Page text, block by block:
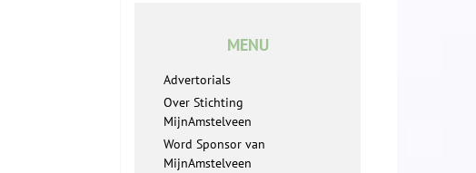
MENU
Advertorials
Over Stichting
MijnAmstelveen
Word Sponsor van
MijnAmstelveen